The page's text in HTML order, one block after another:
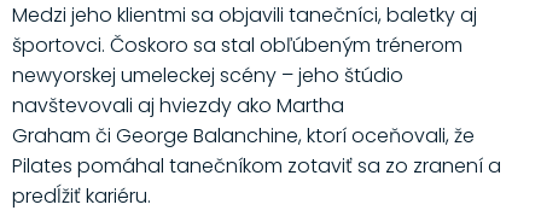
Medzi jeho klientmi sa objavili tanečníci, baletky aj
športovci. Čoskoro sa stal obľúbeným trénerom
newyorskej umeleckej scény – jeho štúdio
navštevovali aj hviezdy ako Martha
Graham či George Balanchine, ktorí oceňovali, že
Pilates pomáhal tanečníkom zotaviť sa zo zranení a
predĺžiť kariéru.